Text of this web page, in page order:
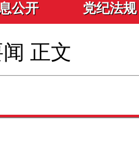
公开 党纪法规
正文